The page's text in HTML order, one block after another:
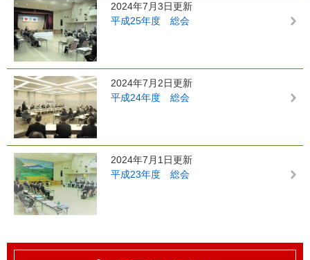
2024年7月3日更新
平成25年度 総会
2024年7月2日更新
平成24年度 総会
2024年7月1日更新
平成23年度 総会